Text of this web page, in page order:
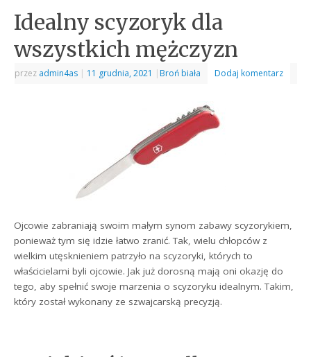
Idealny scyzoryk dla
wszystkich mężczyzn
przez admin4as | 11 grudnia, 2021 | Broń biała Dodaj komentarz
Ojcowie zabraniają swoim małym synom zabawy scyzorykiem,
ponieważ tym się idzie łatwo zranić. Tak, wielu chłopców z
wielkim utęsknieniem patrzyło na scyzoryki, których to
właścicielami byli ojcowie. Jak już dorosną mają oni okazję do
tego, aby spełnić swoje marzenia o scyzoryku idealnym. Takim,
który został wykonany ze szwajcarską precyzją.